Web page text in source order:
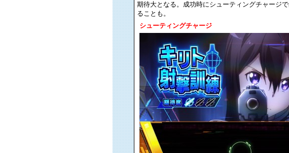
期待大となる。成功時にシューティングチャージ
ることも。
シューティングチャージ